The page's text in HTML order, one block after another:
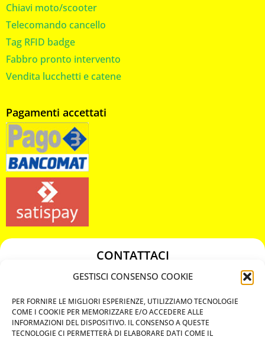
GESTISCI CONSENSO COOKIE
PER FORNIRE LE MIGLIORI ESPERIENZE, UTILIZZIAMO TECNOLOGIE
COME I COOKIE PER MEMORIZZARE E/O ACCEDERE ALLE
INFORMAZIONI DEL DISPOSITIVO. IL CONSENSO A QUESTE
TECNOLOGIE CI PERMETTERÀ DI ELABORARE DATI COME IL
Chiavi moto/scooter
Telecomando cancello
Tag RFID badge
Fabbro pronto intervento
Vendita lucchetti e catene
Pagamenti accettati
CONTATTACI
349 3863811
chiavicodificate@gmail.com